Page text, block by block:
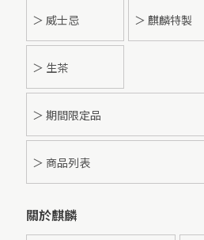
＞ 威士忌 ＞ 麒麟特製
＞ 生茶
＞ 期間限定品
＞ 商品列表
關於麒麟